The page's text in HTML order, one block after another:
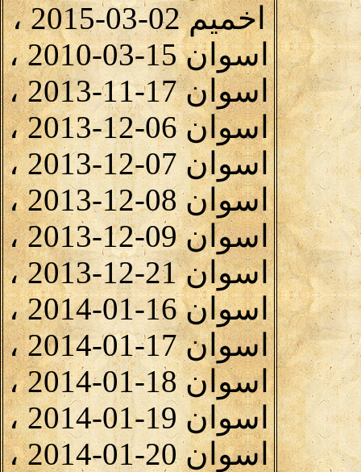
اخميم 02-03-2015 ،
اسوان 15-03-2010 ،
اسوان 17-11-2013 ،
اسوان 06-12-2013 ،
اسوان 07-12-2013 ،
اسوان 08-12-2013 ،
اسوان 09-12-2013 ،
اسوان 21-12-2013 ،
اسوان 16-01-2014 ،
اسوان 17-01-2014 ،
اسوان 18-01-2014 ،
اسوان 19-01-2014 ،
اسوان 20-01-2014 ،